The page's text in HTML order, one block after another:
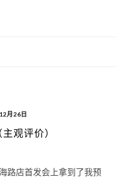
月26日
观评价）
路店首发会上拿到了我预